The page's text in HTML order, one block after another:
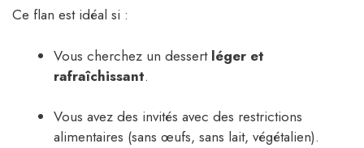
Ce flan est idéal si :
Vous cherchez un dessert léger et
rafraîchissant.
Vous avez des invités avec des restrictions
alimentaires (sans œufs, sans lait, végétalien).